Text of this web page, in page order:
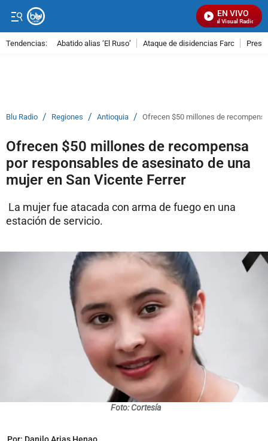
EN VIVO
Señal Visual Radio
Tendencias: Abatido alias ‘El Ruso’ Ataque de disidencias Farc
Blu Radio / Regiones / Antioquia / Ofrecen $50 millones de
Ofrecen $50 millones de recompensa
por responsables de asesinato de una
mujer en San Vicente Ferrer
La mujer fue atacada con arma de fuego en una
estación de servicio.
Foto: Cortesía
Por: Danilo Arias Henao